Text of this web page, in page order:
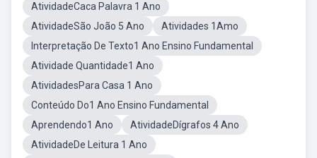
AtividadeCaca Palavra 1 Ano
AtividadeSão João 5 Ano
Atividades 1Amo
Interpretação De Texto1 Ano Ensino Fundamental
Atividade Quantidade1 Ano
AtividadesPara Casa 1 Ano
Conteúdo Do1 Ano Ensino Fundamental
Aprendendo1 Ano
AtividadeDígrafos 4 Ano
AtividadeDe Leitura 1 Ano